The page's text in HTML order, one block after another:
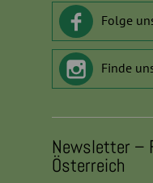
Folge
Finde
Newsletter –
Österreich